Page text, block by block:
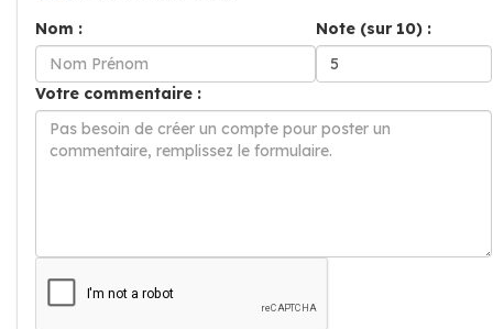
Nom :
Note (sur 10) :
Votre commentaire :